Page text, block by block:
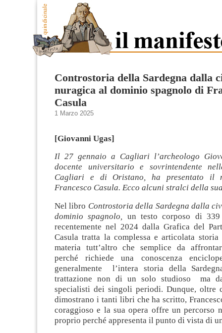
Controstoria della Sardegna dalla
nuragica al dominio spagnolo di
Casula
1 Marzo 2025
[Giovanni Ugas]
Il 27 gennaio a Cagliari l’archeologo
docente universitario e sovrintendente
Cagliari e di Oristano, ha presentato il
Francesco Casula. Ecco alcuni stralci della
Nel libro Controstoria della Sardegna dalla
dominio spagnolo, un testo corposo di
recentemente nel 2024 dalla Grafica del
Casula tratta la complessa e articolata storia
materia tutt’altro che semplice da
perché richiede una conoscenza
generalmente l’intera storia della
trattazione non di un solo studioso ma
specialisti dei singoli periodi. Dunque, oltre
dimostrano i tanti libri che ha scritto,
coraggioso e la sua opera offre un percorso
proprio perché appresenta il punto di vista di